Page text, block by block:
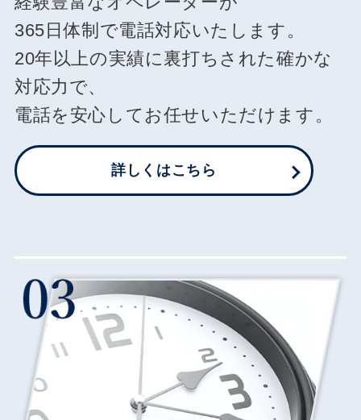
365日体制で電話対応いたします。
20年以上の実績に裏打ちされた確かな
対応力で、
電話を安心してお任せいただけます。
詳しくはこちら